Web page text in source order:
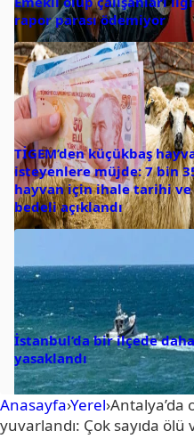
rapor parası ödemiyor
TİGEM’den küçükbaş
isteyenlere müjde: 7 bin
hayvan için ihale tarihi
bedeli açıklandı
İstanbul’da bir ilçede
yasaklandı
Anasayfa›Yerel›
yuvarlandı: Çok sayıda ölü